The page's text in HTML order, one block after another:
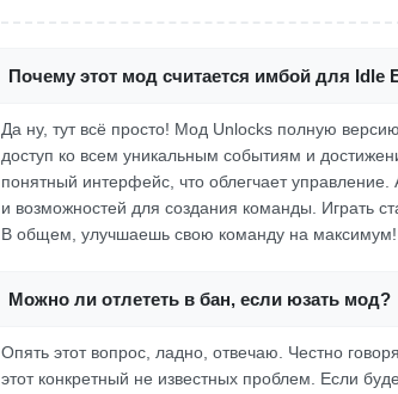
Почему этот мод считается имбой для Idle
Да ну, тут всё просто! Мод Unlocks полную
доступ ко всем уникальным событиям и
понятный интерфейс, что облегчает
и возможностей для создания команды. Играть
В общем, улучшаешь свою команду на максимум!
Можно ли отлететь в бан, если юзать мод?
Опять этот вопрос, ладно, отвечаю. Честно
этот конкретный не известных проблем. Если